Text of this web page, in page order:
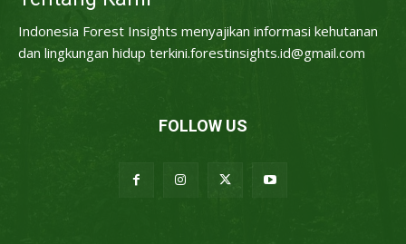
Indonesia Forest Insights menyajikan informasi kehutanan
dan lingkungan hidup terkini.forestinsights.id@gmail.com
FOLLOW US